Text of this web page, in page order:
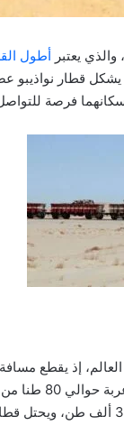
يعتبر أطول
قطار نواذيبو
للتواصل والسفر،
خامات
بينما يبلغ وزن القطار